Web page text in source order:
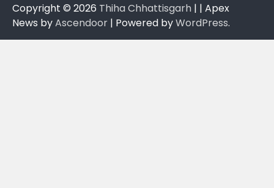
Copyright © 2026 Thiha Chhattisgarh | | Apex
News byAscendoor | Powered byWordPress.